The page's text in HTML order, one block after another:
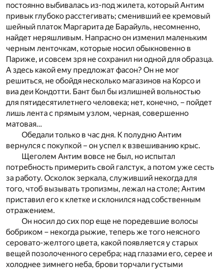
постоянно выбивалась из-под жилета, который Антим
привык глубоко расстегивать; сменивший ее кремовый
шейный платок Маргарита де Барайуль, несомненно,
найдет неряшливым. Напрасно он изменил маленьким
черным ленточкам, которые носил обыкновенно в
Париже, и совсем зря не сохранил ни одной для образца.
А здесь какой ему предложат фасон? Он не мог
решиться, не обойдя несколько магазинов на Корсо и
виа деи Кондотти. Бант был бы излишней вольностью
для пятидесятилетнего человека; нет, конечно, – пойдет
лишь лента с прямым узлом, черная, совершенно
матовая…
Обедали только в час дня. К полудню Антим
вернулся с покупкой – он успел к взвешиванию крыс.
Щеголем Антим вовсе не был, но испытал
потребность примерить свой галстук, а потом уже сесть
за работу. Осколок зеркала, служивший некогда для
того, чтоб вызывать тропизмы, лежал на столе; Антим
приставил его к клетке и склонился над собственным
отражением.
Он носил до сих пор еще не поредевшие волосы
бобриком – некогда рыжие, теперь же того неясного
серовато-желтого цвета, какой появляется у старых
вещей позолоченного серебра; над глазами его, серее и
холоднее зимнего неба, брови торчали густыми